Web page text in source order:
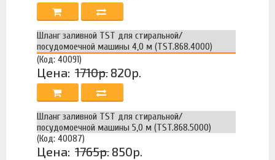
Шланг заливной TST для стиральной/
посудомоечной машины 4,0 м (TST.868.4000)
(Код: 40091)
Цена: 1710р. 820р.
Шланг заливной TST для стиральной/
посудомоечной машины 5,0 м (TST.868.5000)
(Код: 40087)
Цена: 1765р. 850р.